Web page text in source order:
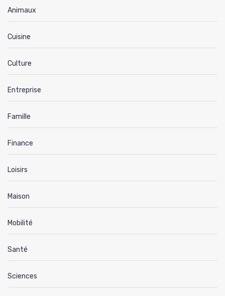
Animaux
Cuisine
Culture
Entreprise
Famille
Finance
Loisirs
Maison
Mobilité
Santé
Sciences